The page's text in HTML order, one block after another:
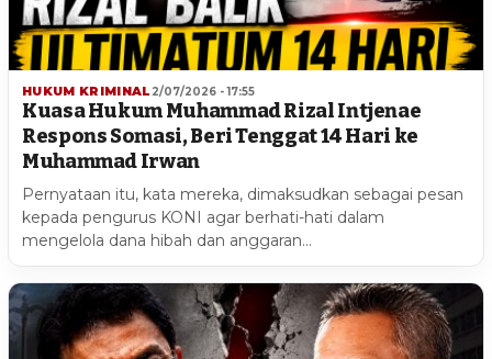
HUKUM KRIMINAL 2/07/2026 - 17:55
Kuasa Hukum Muhammad Rizal Intjenae
Respons Somasi, Beri Tenggat 14 Hari ke
Muhammad Irwan
Pernyataan itu, kata mereka, dimaksudkan sebagai pesan
kepada pengurus KONI agar berhati-hati dalam
mengelola dana hibah dan anggaran…